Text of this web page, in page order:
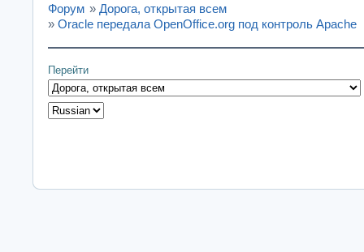
Форум » Дорога, открытая всем
» Oracle передала OpenOffice.org под контроль Apache
Перейти